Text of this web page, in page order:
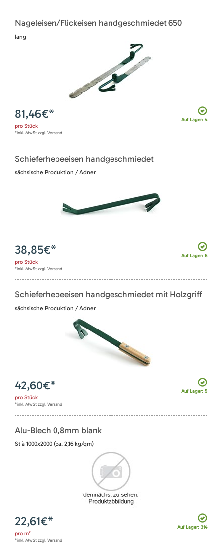
Nageleisen/Flickeisen handgeschmiedet 650
lang
Auf Lager: 4
81,46€*
pro Stück
*inkl. MwSt zzgl. Versand
Schieferhebeeisen handgeschmiedet
sächsische Produktion / Adner
Auf Lager: 6
38,85€*
pro Stück
*inkl. MwSt zzgl. Versand
Schieferhebeeisen handgeschmiedet mit Holzgriff
sächsische Produktion / Adner
Auf Lager: 5
42,60€*
pro Stück
*inkl. MwSt zzgl. Versand
Alu-Blech 0,8mm blank
St à 1000x2000 (ca. 2,16 kg/qm)
Auf Lager: 314
22,61€*
pro m²
*inkl. MwSt zzgl. Versand